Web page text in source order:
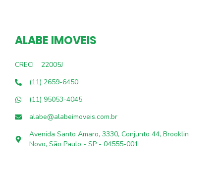
ALABE IMOVEIS
CRECI
22005J
(11) 2659-6450
(11) 95053-4045
alabe@alabeimoveis.com.br
Avenida Santo Amaro, 3330, Conjunto 44, Brooklin
Novo, São Paulo - SP - 04555-001